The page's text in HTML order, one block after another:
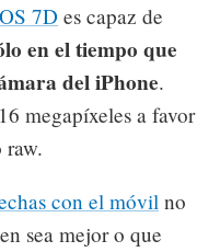
7Des capaz de
en el tiempo que
del iPhone.
megapíxeles a favor
con el móvilno
sea mejor o que